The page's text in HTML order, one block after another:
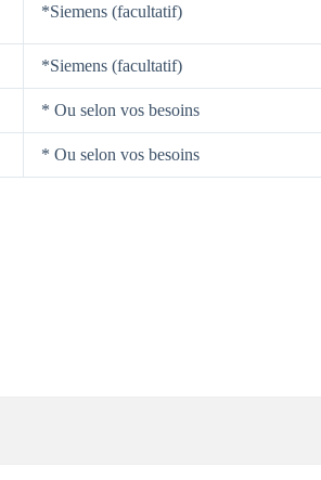
*Siemens (facultatif)
*Siemens (facultatif)
* Ou selon vos besoins
* Ou selon vos besoins